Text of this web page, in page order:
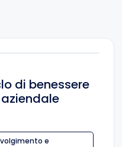
di benessere
e